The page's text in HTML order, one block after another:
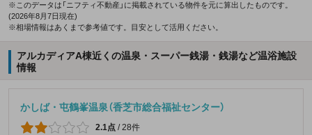
※このデータは「ニフティ不動産」に掲載されている物件を元に算出したものです。
(2026年8月7日現在)
※相場情報はあくまで参考値です。目安として活用ください。
アルカディアA棟近くの温泉・スーパー銭湯・銭湯など温浴施設
情報
かしば・屯鶴峯温泉（香芝市総合福祉センター）
2.1点 /28件